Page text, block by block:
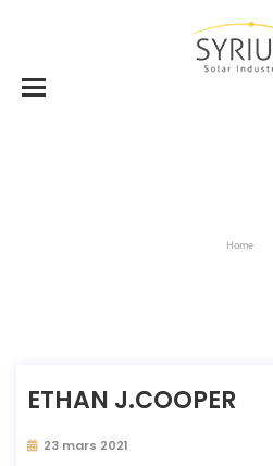
Home
ETHAN J.COOPER
23 mars 2021